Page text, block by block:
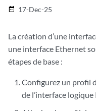
date_range 17-Dec-25
La création d’une
une interface Ethernet
étapes de base :
Configurez un profil
de l’interface logique